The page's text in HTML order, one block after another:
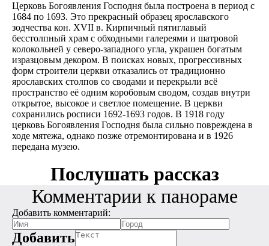
Церковь Богоявления Господня была построена в период с
1684 по 1693. Это прекрасный образец ярославского
зодчества кон. XVII в. Кирпичный пятиглавый
бесстолпный храм с обходными галереями и шатровой
колокольней у северо-западного угла, украшен богатым
изразцовым декором. В поисках новых, прогрессивных
форм строители церкви отказались от традиционно
ярославских столпов со сводами и перекрыли всё
пространство её одним коробовым сводом, создав внутри
открытое, высокое и светлое помещение. В церкви
сохранились росписи 1692-1693 годов. В 1918 году
церковь Богоявления Господня была сильно повреждена в
ходе мятежа, однако позже отремонтирована и в 1926
передана музею.
Послушать рассказ
Комментарии к панораме
Добавить комментарий:
Добавить